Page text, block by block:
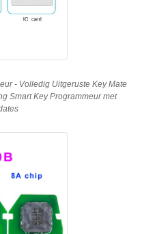
- Volledig Uitgeruste Key Mate
Smart Key Programmeur met